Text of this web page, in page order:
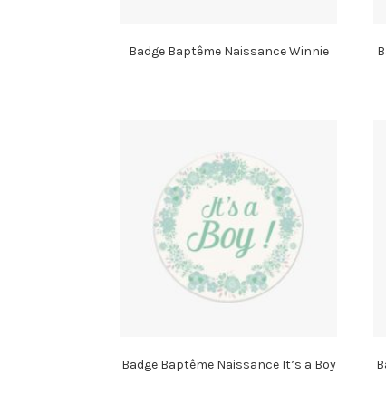
Badge Baptême Naissance Winnie
Badge Baptême Naissance It’s a Boy